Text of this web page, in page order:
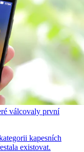
válcovaly první
kapesních
existovat.